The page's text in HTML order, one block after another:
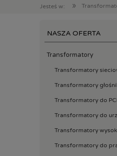
Jesteś w: »
NASZA OFERTA
Transformatory
Transformatory
Transformatory
Transformatory do
Transformatory do
Transformatory
Transformatory do